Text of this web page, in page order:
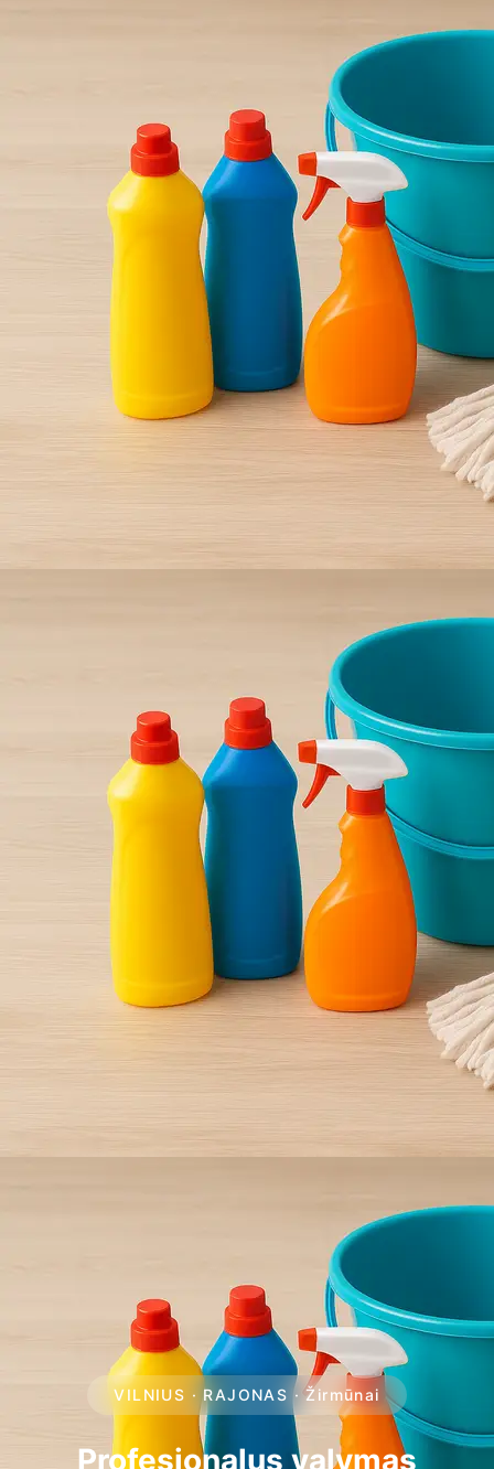
VILNIUS · RAJONAS · Žirmūnai
Profesionalus valymas